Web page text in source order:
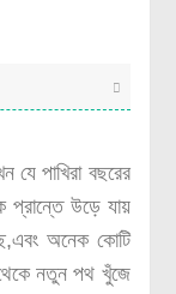
যে পাখিরা বছরের
প্রান্তে উড়ে যায়
অনেক কোটি
নতুন পথ খুঁজে